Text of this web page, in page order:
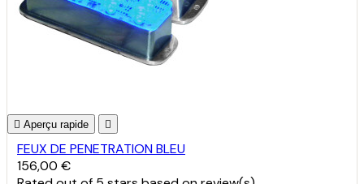
 Aperçu rapide 
FEUX DE PENETRATION BLEU
156,00 €